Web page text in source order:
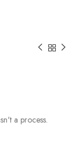
a process.